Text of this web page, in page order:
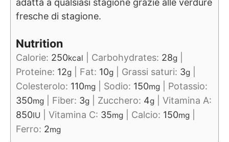
adatta a qualsiasi stagione grazie alle verdure
fresche di stagione.
Nutrition
Calorie: 250kcal Carbohydrates: 28g
Proteine: 12g Fat: 10g Grassi saturi: 3g
Colesterolo: 110mg Sodio: 150mg
Potassio:
350mg Fiber: 3g Zucchero: 4g
Vitamina A:
850IU Vitamina C: 35mg Calcio: 150mg
Ferro: 2mg